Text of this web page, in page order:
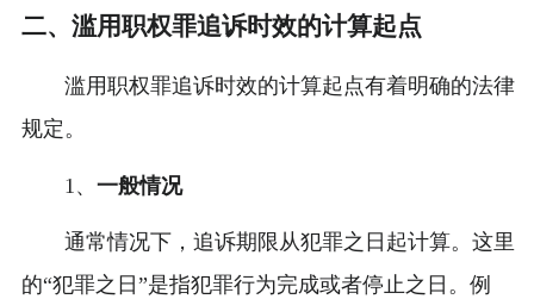
二、滥用职权罪追诉时效的计算起点
滥用职权罪追诉时效的计算起点有着明确的法律
规定。
1、 一般情况
通常情况下，追诉期限从犯罪之日起计算。这里
的“犯罪之日”是指犯罪行为完成或者停止之日。例